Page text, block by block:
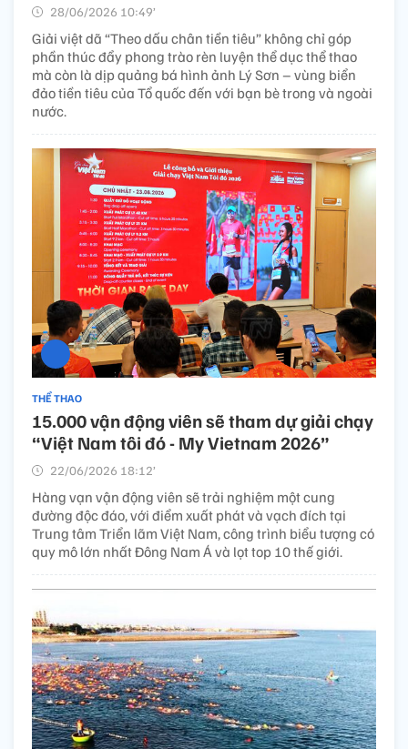
28/06/2026 10:49’
Giải việt dã “Theo dấu chân tiền tiêu” không chỉ góp
phần thúc đẩy phong trào rèn luyện thể dục thể thao
mà còn là dịp quảng bá hình ảnh Lý Sơn – vùng biển
đảo tiền tiêu của Tổ quốc đến với bạn bè trong và ngoài
nước.
THỂ THAO
15.000 vận động viên sẽ tham dự giải chạy
“Việt Nam tôi đó - My Vietnam 2026”
22/06/2026 18:12’
Hàng vạn vận động viên sẽ trải nghiệm một cung
đường độc đáo, với điểm xuất phát và vạch đích tại
Trung tâm Triển lãm Việt Nam, công trình biểu tượng có
quy mô lớn nhất Đông Nam Á và lọt top 10 thế giới.